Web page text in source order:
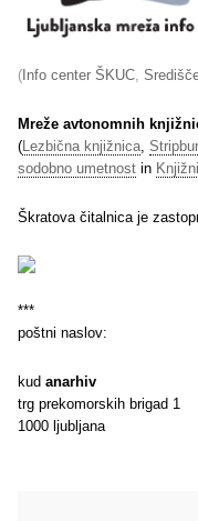
( Info center ŠKUC,
Mreže avtonomnih
(Lezbična knjižnica,
sodobno umetnost in
Škratova čitalnica je
***
poštni naslov:
kud anarhiv
trg prekomorskih brigad 1
1000 ljubljana